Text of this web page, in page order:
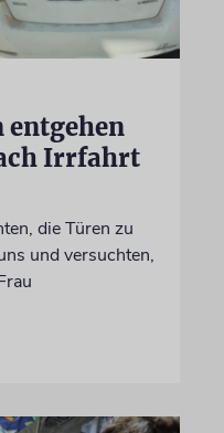
entgehen
Irrfahrt
die Türen zu
und versuchten,